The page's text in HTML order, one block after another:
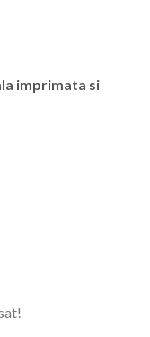
imprimata si